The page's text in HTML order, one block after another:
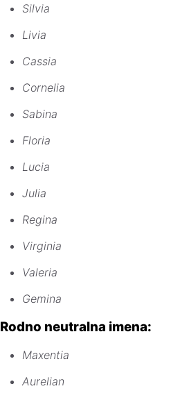
Silvia
Livia
Cassia
Cornelia
Sabina
Floria
Lucia
Julia
Regina
Virginia
Valeria
Gemina
Rodno neutralna imena:
Maxentia
Aurelian